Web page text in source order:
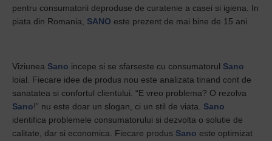
pentru consumatorii deproduse de curatenie a casei si igiena. In
piata din Romania, SANO este prezent de mai bine de 15 ani.
Viziunea Sano incepe si se sfarseste cu consumatorul Sano
loial. Fiecare idee de produs nou este analizata tinand cont de
sanatatea si confortul clientului. “E vreo problema? O rezolva
Sano!” nu este doar un slogan, ci un stil de viata. Sano
identifica problemele consumatorului si dezvolta o solutie de
calitate, dar si economica. Fiecare produs Sano este optimizat